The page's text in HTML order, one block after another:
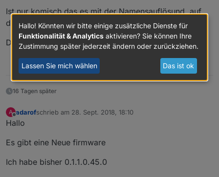
Ist nur komisch das es mit der Namensauflösund, auf
dem Raspberry funktioniert hat.
Danke für die Hilfe!
0
16 Tagen später
A
Offline
adarofschrieb am 28. Sept. 2018, 18:10
zuletzt editiert von
Hallo
Es gibt eine Neue firmware
Ich habe bisher 0.1.1.0.45.0
Hallo! Könnten wir bitte einige zusätzliche Dienste für
Funktionalität & Analytics aktivieren? Sie können Ihre
Zustimmung später jederzeit ändern oder zurückziehen.
Lassen Sie mich wählen Das ist ok